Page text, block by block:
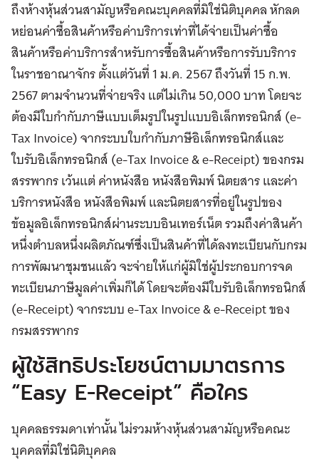
ถึงห้างหุ้นส่วนสามัญหรือคณะบุคคลที่มิใช่นิติบุคคล หักลด
หย่อนค่าซื้อสินค้าหรือค่าบริการเท่าที่ได้จ่ายเป็นค่าซื้อ
สินค้าหรือค่าบริการสำหรับการซื้อสินค้าหรือการรับบริการ
ในราชอาณาจักร ตั้งแต่วันที่ 1 ม.ค. 2567 ถึงวันที่ 15 ก.พ.
2567 ตามจำนวนที่จ่ายจริง แต่ไม่เกิน 50,000 บาท โดยจะ
ต้องมีใบกำกับภาษีแบบเต็มรูปในรูปแบบอิเล็กทรอนิกส์ (e-
Tax Invoice) จากระบบใบกำกับภาษีอิเล็กทรอนิกส์และ
ใบรับอิเล็กทรอนิกส์ (e-Tax Invoice & e-Receipt) ของกรม
สรรพากร เว้นแต่ ค่าหนังสือ หนังสือพิมพ์ นิตยสาร และค่า
บริการหนังสือ หนังสือพิมพ์ และนิตยสารที่อยู่ในรูปของ
ข้อมูลอิเล็กทรอนิกส์ผ่านระบบอินเทอร์เน็ต รวมถึงค่าสินค้า
หนึ่งตำบลหนึ่งผลิตภัณฑ์ซึ่งเป็นสินค้าที่ได้ลงทะเบียนกับกรม
การพัฒนาชุมชนแล้ว จะจ่ายให้แก่ผู้มิใช่ผู้ประกอบการจด
ทะเบียนภาษีมูลค่าเพิ่มก็ได้ โดยจะต้องมีใบรับอิเล็กทรอนิกส์
(e-Receipt) จากระบบ e-Tax Invoice & e-Receipt ของ
กรมสรรพากร
ผู้ใช้สิทธิประโยชน์ตามมาตรการ
“Easy E-Receipt” คือใคร
บุคคลธรรมดาเท่านั้น ไม่รวมห้างหุ้นส่วนสามัญหรือคณะ
บุคคลที่มิใช่นิติบุคคล